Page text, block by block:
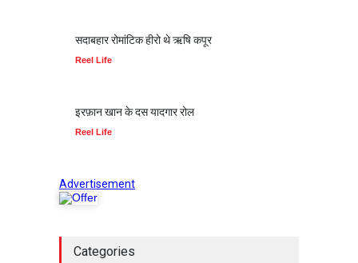
सदाबहार रोमांटिक हीरो थे ऋषि कपूर
Reel Life
इरफ़ान खान के दस यादगार रोल
Reel Life
Advertisement
Categories